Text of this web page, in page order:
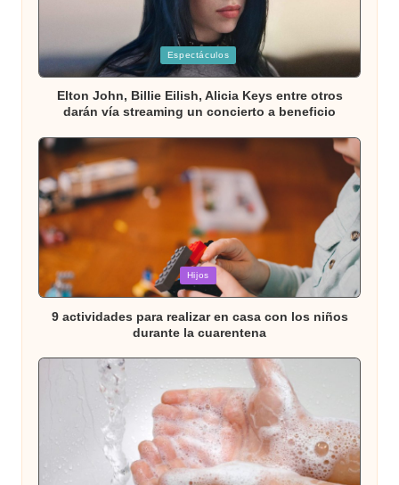
Publicada
en
Espectáculos
Elton John, Billie Eilish, Alicia Keys entre otros
darán vía streaming un concierto a beneficio
Publicada
en
Hijos
9 actividades para realizar en casa con los niños
durante la cuarentena